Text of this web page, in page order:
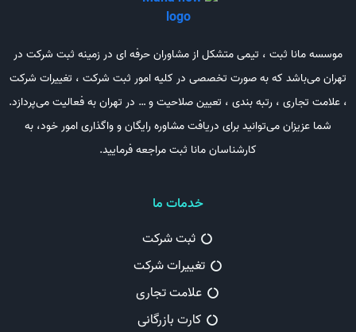
موسسه مانا ثبت ، تیمی متشکل از مشاوران حرفه ای در زمینه ثبت شرکت در
تهران می‌باشد که به صورت تخصصی در کلیه امور ثبت شرکت ، تغییرات شرکت
، علامت تجاری ، رتبه بندی ، تعیین صلاحیت و … در تهران به فعالیت می‌پردازد.
شما عزیزان می‌توانید برای دریافت مشاوره رایگان و واگذاری امور خود، به
کارشناسان مانا ثبت مراجعه فرمایید.
خدمات ما
ثبت شرکت
تغییرات شرکت
علامت تجاری
کارت بازرگانی